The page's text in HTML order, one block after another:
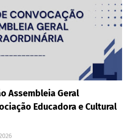
Assembleia Geral
Educadora e Cultural